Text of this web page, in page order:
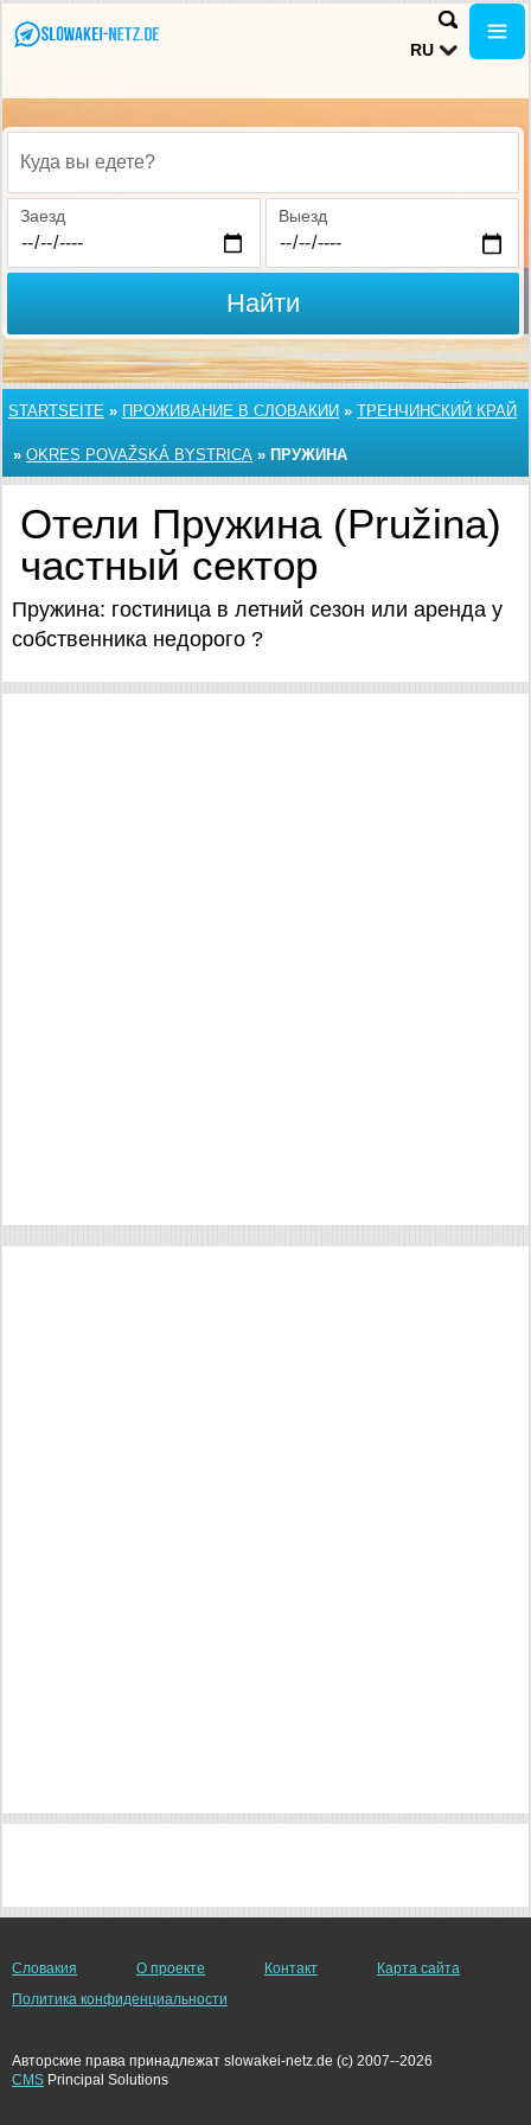
RU
Куда вы едете?
Заезд Выезд
Найти
STARTSEITE » ПРОЖИВАНИЕ В СЛОВАКИИ » ТРЕНЧИНСКИЙ КРАЙ
» OKRES POVAŽSKÁ BYSTRICA » ПРУЖИНА
Отели Пружина (Pružina)
частный сектор
Пружина: гостиница в летний сезон или аренда у
собственника недорого ?
Словакия О проекте Контакт
Карта сайта
Политика конфиденциальности
Авторские права принадлежат slowakei-netz.de (c) 2007--2026
CMS Principal Solutions